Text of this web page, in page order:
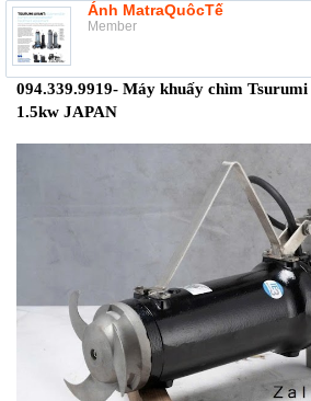
Ánh MatraQuôcTế
Member
094.339.9919- Máy khuấy chìm
1.5kw JAPAN